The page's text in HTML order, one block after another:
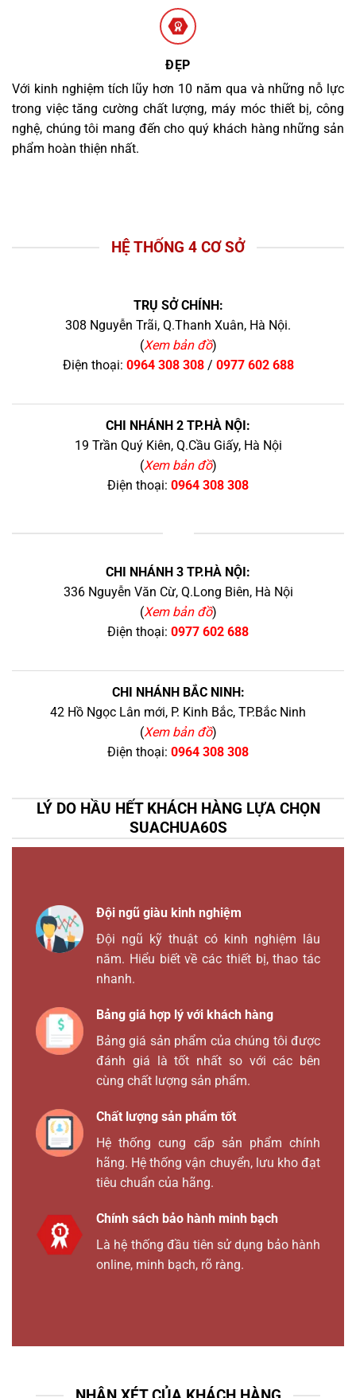
ĐẸP
Với kinh nghiệm tích lũy hơn 10 năm qua và những nỗ lực
trong việc tăng cường chất lượng, máy móc thiết bị, công
nghệ, chúng tôi mang đến cho quý khách hàng những sản
phẩm hoàn thiện nhất.
HỆ THỐNG 4 CƠ SỞ
TRỤ SỞ CHÍNH:
308 Nguyễn Trãi, Q.Thanh Xuân, Hà Nội.
(Xem bản đồ)
Điện thoại: 0964 308 308/ 0977 602 688
CHI NHÁNH 2 TP.HÀ NỘI:
19 Trần Quý Kiên, Q.Cầu Giấy, Hà Nội
(Xem bản đồ)
Điện thoại: 0964 308 308
CHI NHÁNH 3 TP.HÀ NỘI:
336 Nguyễn Văn Cừ, Q.Long Biên, Hà Nội
(Xem bản đồ)
Điện thoại: 0977 602 688
CHI NHÁNH BẮC NINH:
42 Hồ Ngọc Lân mới, P. Kinh Bắc, TP.Bắc Ninh
(Xem bản đồ)
Điện thoại: 0964 308 308
LÝ DO HẦU HẾT KHÁCH HÀNG LỰA CHỌN
SUACHUA60S
Đội ngũ giàu kinh nghiệm
Đội ngũ kỹ thuật có kinh nghiệm lâu
năm. Hiểu biết về các thiết bị, thao tác
nhanh.
Bảng giá hợp lý với khách hàng
Bảng giá sản phẩm của chúng tôi được
đánh giá là tốt nhất so với các bên
cùng chất lượng sản phẩm.
Chất lượng sản phẩm tốt
Hệ thống cung cấp sản phẩm chính
hãng. Hệ thống vận chuyển, lưu kho đạt
tiêu chuẩn của hãng.
Chính sách bảo hành minh bạch
Là hệ thống đầu tiên sử dụng bảo hành
online, minh bạch, rõ ràng.